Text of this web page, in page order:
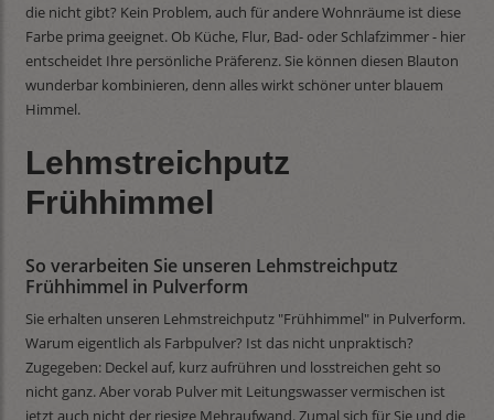
die nicht gibt? Kein Problem, auch für andere Wohnräume ist diese
Farbe prima geeignet. Ob Küche, Flur, Bad- oder Schlafzimmer - hier
entscheidet Ihre persönliche Präferenz. Sie können diesen Blauton
wunderbar kombinieren, denn alles wirkt schöner unter blauem
Himmel.
Lehmstreichputz
Frühhimmel
So verarbeiten Sie unseren Lehmstreichputz
Frühhimmel in Pulverform
Sie erhalten unseren Lehmstreichputz "Frühhimmel" in Pulverform.
Warum eigentlich als Farbpulver? Ist das nicht unpraktisch?
Zugegeben: Deckel auf, kurz aufrühren und losstreichen geht so
nicht ganz. Aber vorab Pulver mit Leitungswasser vermischen ist
jetzt auch nicht der riesige Mehraufwand. Zumal sich für Sie und die